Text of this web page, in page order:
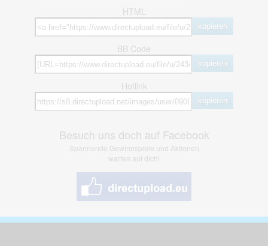
HTML
kopieren
BB Code
kopieren
Hotlink
kopieren
Besuch uns doch auf Facebook
Spannende Gewinnspiele und Aktionen
warten auf dich!